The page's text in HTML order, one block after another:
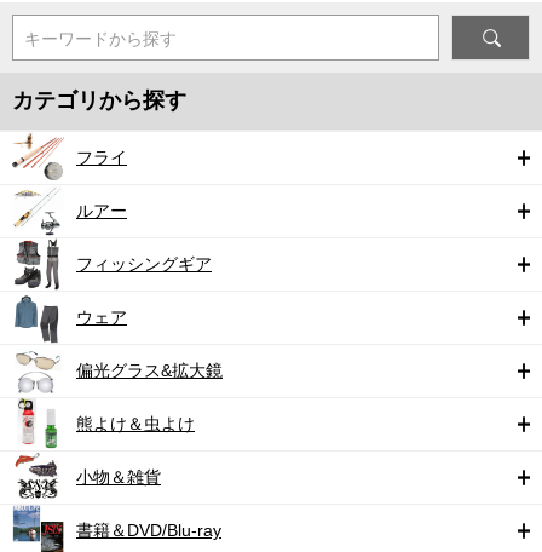
キーワードから探す
カテゴリから探す
フライ
ルアー
フィッシングギア
ウェア
偏光グラス&拡大鏡
熊よけ＆虫よけ
小物＆雑貨
書籍＆DVD/Blu-ray